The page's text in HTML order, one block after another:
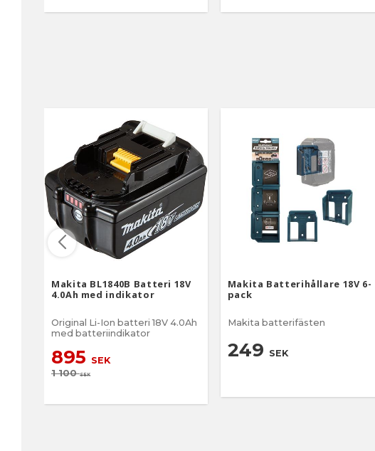
Makita BL1840B Batteri 18V
4.0Ah med indikator
Original Li-Ion batteri 18V 4.0Ah
med batteriindikator
895 SEK
1 100SEK
Makita Batterihållare 18V 6-
pack
Makita batterifästen
249 SEK